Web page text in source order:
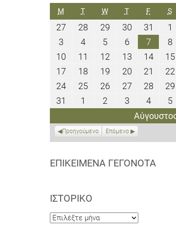
M ΔΕΥΤΈΡΑ
TΤΡΊΤΗWΤΕΤΆΡΤΗ
TΠΈΜΠΤΗ
F S
27
Ιουλίου
2026
28
Ιουλίου
2026
29
Ιουλίου
2026
3030
Ιουλίου
2026
31
2026
1
3
Αυγούστου
2026
44
Αυγούστου
2026
55
Αυγούστου
2026
66
Αυγούστου
2026
77
2026
88
10
Αυγούστου
2026
11
Αυγούστου
2026
12
Αυγούστου
2026
1313
Αυγούστου
2026
1414
2026
15
17
Αυγούστου
2026
18
Αυγούστου
2026
19
Αυγούστου
2026
2020
Αυγούστου
2026
21
2026
22
2424
Αυγούστου
2026
2525
Αυγούστου
2026
26
Αυγούστου
2026
2727
Αυγούστου
2026
2828
2026
29
31
Αυγούστου
1
Σεπτεμβρίου
2
Σεπτεμβρίου
33
2026
44
2026
55
Προηγούμενο Επόμενο
ΕΠΙΚΕΊΜΕΝΑ ΓΕΓΟΝΌΤΑ
ΙΣΤΟΡΙΚΌ
Ιστορικό